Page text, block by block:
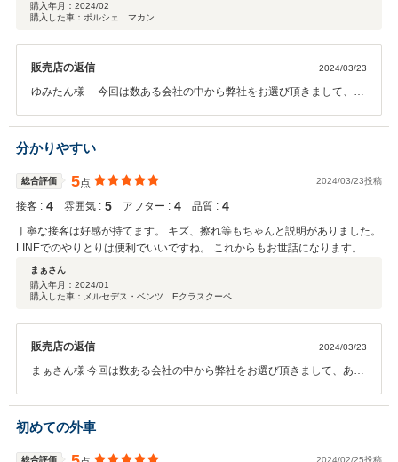
購入年月： 2024/02
購入した車：ポルシェ マカン
販売店の返信 2024/03/23
ゆみたん様 今回は数ある会社の中から弊社をお選び頂きまして、あ
フも大変嬉しく存じます。 また何かありましたら、弊社もしくは担当
者にご連絡下さいませ。 この度は、誠にありがとうございました
分かりやすい
総合評価 5点 2024/03/23投稿
接客 : 4 雰囲気 : 5 アフター : 4 品質 : 4
丁寧な接客は好感が持てます。 キズ、擦れ等もちゃんと説明がありました。
LINEでのやりとりは便利でいいですね。 これからもお世話になります。
まぁさん
購入年月： 2024/01
購入した車：メルセデス・ベンツ Eクラスクーペ
販売店の返信 2024/03/23
まぁさん様 今回は数ある会社の中から弊社をお選び頂きまして、あり
も大変嬉しく存じます。 また何かありましたら、弊社もしくは担当者
にご連絡下さいませ。 この度は、誠にありがとうございました。
初めての外車
総合評価 2024/02/25投稿